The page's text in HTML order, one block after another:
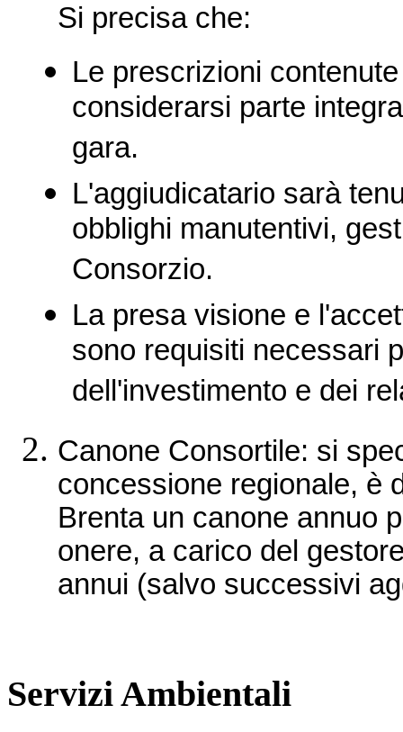
Si precisa che:
Le prescrizioni
considerarsi parte
gara.
L'aggiudicatario sarà
obblighi manutentivi,
Consorzio.
La presa visione e
sono requisiti necessari
dell'investimento e dei
Canone Consortile: si
concessione regionale, è
Brenta un canone annuo
onere, a carico del
annui (salvo successivi
Servizi Ambientali